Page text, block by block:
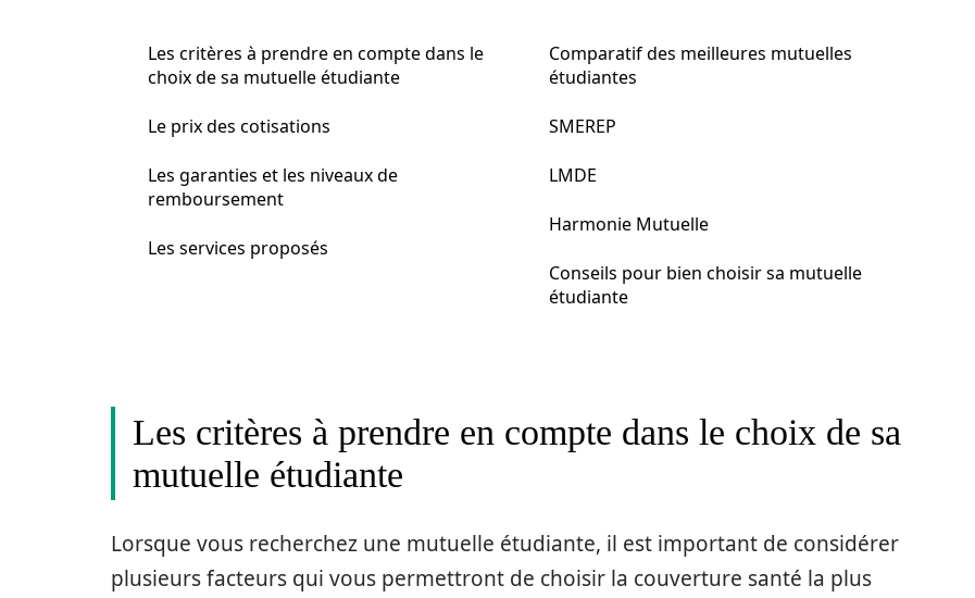
Les critères à prendre en compte dans le
choix de sa mutuelle étudiante
Le prix des cotisations
Les garanties et les niveaux de
remboursement
Les services proposés
Comparatif des meilleures mutuelles
étudiantes
SMEREP
LMDE
Harmonie Mutuelle
Conseils pour bien choisir sa mutuelle
étudiante
Les critères à prendre en compte dans le choix de sa
mutuelle étudiante
Lorsque vous recherchez une mutuelle étudiante, il est important de considérer
plusieurs facteurs qui vous permettront de choisir la couverture santé la plus